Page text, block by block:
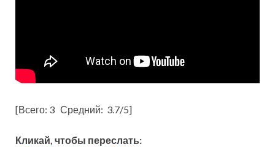
[Всего: 3 Средний: 3.7/5]
Кликай, чтобы переслать: